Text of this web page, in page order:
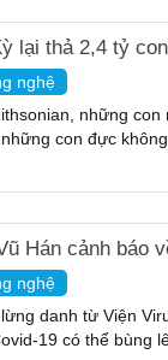
lại thả 2,4 tỷ
nghệ
những
con đực
Hán cảnh báo
nghệ
danh từ Viện
19 có thể bùng